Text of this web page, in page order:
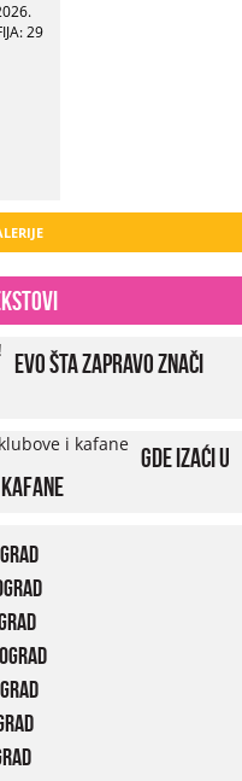
29
Evo šta zapravo znači
Gde izaći u